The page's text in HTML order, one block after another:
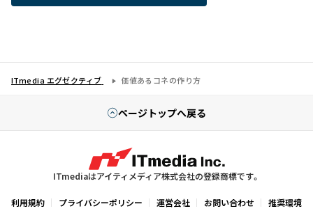
ITmedia エグゼクティブ 価値あるコネの作り方
ページトップへ戻る
ITmediaはアイティメディア株式会社の登録商標です。
利用規約 プライバシーポリシー 運営会社 お問い合わせ 推奨環境